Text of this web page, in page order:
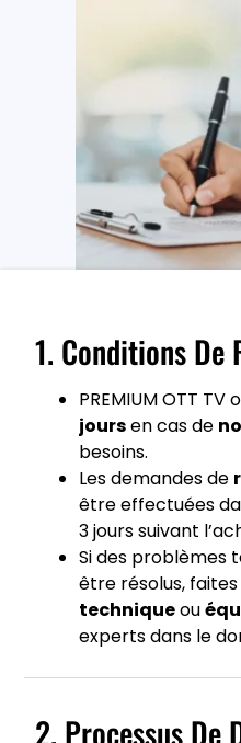
1. Conditions De
PREMIUM OTT TV
joursen cas de
besoins.
Les demandes de
être effectuées
3 jours suivant
Si des problèmes
être résolus,
techniqueou
experts dans le
2. Processus De